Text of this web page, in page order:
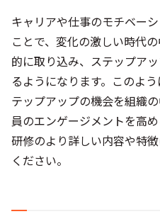
キャリアや仕事のモチベー
ことで、変化の激しい時代
的に取り込み、ステップア
るようになります。このよ
テップアップの機会を組織
員のエンゲージメントを高
研修のより詳しい内容や特
ください。